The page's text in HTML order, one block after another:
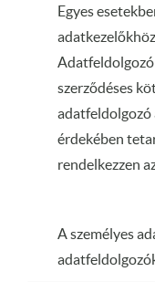
Egyes
Adatfeldolgozó
szerződéses
adatfeldolgozó
érdekében
rendelkezzen
A személyes